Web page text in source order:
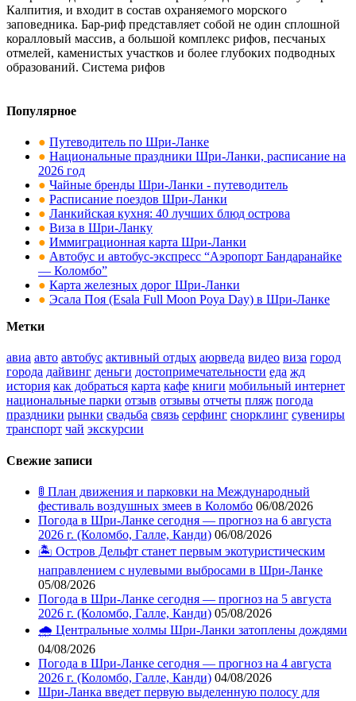
Калпития, и входит в состав охраняемого морского
заповедника. Бар-риф представляет собой не один сплошной
коралловый массив, а большой комплекс рифов, песчаных
отмелей, каменистых участков и более глубоких подводных
образований. Система рифов
Популярное
● Путеводитель по Шри-Ланке
● Национальные праздники Шри-Ланки, расписание на
2026 год
● Чайные бренды Шри-Ланки - путеводитель
● Расписание поездов Шри-Ланки
● Ланкийская кухня: 40 лучших блюд острова
● Виза в Шри-Ланку
● Иммиграционная карта Шри-Ланки
● Автобус и автобус-экспресс “Аэропорт Бандаранайке
— Коломбо”
● Карта железных дорог Шри-Ланки
● Эсала Поя (Esala Full Moon Poya Day) в Шри-Ланке
Метки
авиа авто автобус активный отдых аюрведа видео виза город
города дайвинг деньги достопримечательности еда жд
история как добраться карта кафе книги мобильный интернет
национальные парки отзыв отзывы отчеты пляж погода
праздники рынки свадьба связь серфинг снорклинг сувениры
транспорт чай экскурсии
Свежие записи
🚦 План движения и парковки на Международный
фестиваль воздушных змеев в Коломбо 06/08/2026
Погода в Шри-Ланке сегодня — прогноз на 6 августа
2026 г. (Коломбо, Галле, Канди) 06/08/2026
🏝️ Остров Дельфт станет первым экотуристическим
направлением с нулевыми выбросами в Шри-Ланке
05/08/2026
Погода в Шри-Ланке сегодня — прогноз на 5 августа
2026 г. (Коломбо, Галле, Канди) 05/08/2026
🌧️ Центральные холмы Шри-Ланки затоплены дождями
04/08/2026
Погода в Шри-Ланке сегодня — прогноз на 4 августа
2026 г. (Коломбо, Галле, Канди) 04/08/2026
Шри-Ланка введет первую выделенную полосу для